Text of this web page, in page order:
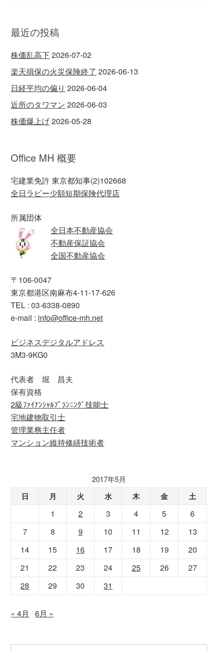
最近の投稿
株価乱高下2026-07-02
楽天損保の火災保険終了 2026-06-13
日経平均の偏り 2026-06-04
近所のタワマン 2026-06-03
株価爆上げ2026-05-28
Office MH 概要
宅建業免許 東京都知事(2)102668
全日ラビー少額短期保険代理店
所属団体
全日本不動産協会
不動産保証協会
全国不動産協会
〒106-0047
東京都港区南麻布4-11-17-626
TEL : 03-6338-0890
e-mail : info@office-mh.net
ビジネスデジタルアドレス
3M3-9KG0
代表者 堀 昌夫
保有資格
2級ﾌｧｲﾅﾝｼｬﾙﾌﾟﾗﾝﾆﾝｸﾞ技能士
宅地建物取引士
管理業務主任者
マンション維持修繕技術者
2017年5月
日 月 火 水 木 金 土
1 2 3 4 5
6
7
8 9 10 11 12
13
14
15 16 17 18 19
20
21
22 23 24 25 26
27
28
29 30 31
« 4月 6月 »